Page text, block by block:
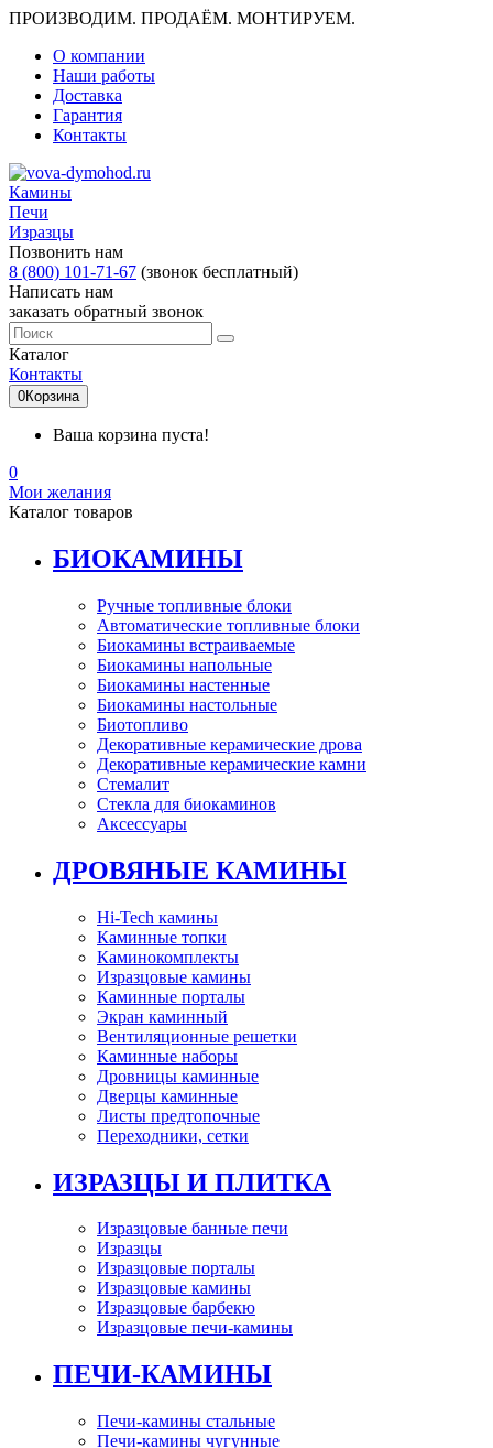
ПРОИЗВОДИМ. ПРОДАЁМ. МОНТИРУЕМ.
О компании
Наши работы
Доставка
Гарантия
Контакты
Камины
Печи
Изразцы
Позвонить нам
8 (800) 101-71-67 (звонок бесплатный)
Написать нам
заказать обратный звонок
Каталог
Контакты
0Корзина
Ваша корзина пуста!
0
Мои желания
Каталог товаров
БИОКАМИНЫ
Ручные топливные блоки
Автоматические топливные блоки
Биокамины встраиваемые
Биокамины напольные
Биокамины настенные
Биокамины настольные
Биотопливо
Декоративные керамические дрова
Декоративные керамические камни
Стемалит
Стекла для биокаминов
Аксессуары
ДРОВЯНЫЕ КАМИНЫ
Hi-Tech камины
Каминные топки
Каминокомплекты
Изразцовые камины
Каминные порталы
Экран каминный
Вентиляционные решетки
Каминные наборы
Дровницы каминные
Дверцы каминные
Листы предтопочные
Переходники, сетки
ИЗРАЗЦЫ И ПЛИТКА
Изразцовые банные печи
Изразцы
Изразцовые порталы
Изразцовые камины
Изразцовые барбекю
Изразцовые печи-камины
ПЕЧИ-КАМИНЫ
Печи-камины стальные
Печи-камины чугунные